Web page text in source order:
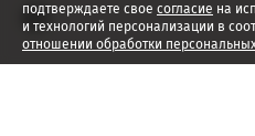
подтверждаете свое согласие на
и технологий персонализации в
отношении обработки